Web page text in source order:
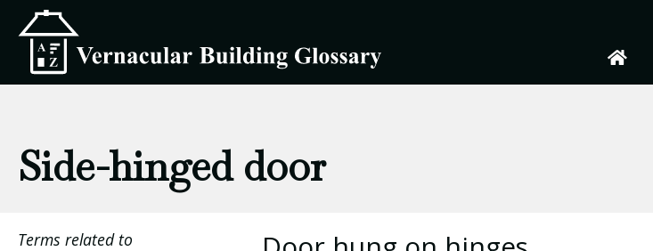
Side-hinged door
Terms related to